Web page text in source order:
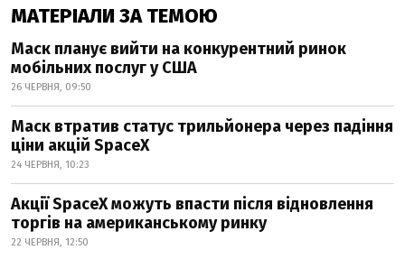
МАТЕРІАЛИ ЗА ТЕМОЮ
Маск планує вийти на конкурентний ринок
мобільних послуг у США
26 ЧЕРВНЯ, 09:50
Маск втратив статус трильйонера через падіння
ціни акцій SpaceX
24 ЧЕРВНЯ, 10:23
Акції SpaceX можуть впасти після відновлення
торгів на американському ринку
22 ЧЕРВНЯ, 12:50